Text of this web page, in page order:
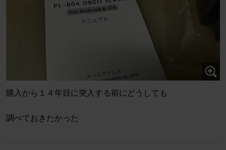
購入から１４年目に突入する前にどうしても
調べておきたかった